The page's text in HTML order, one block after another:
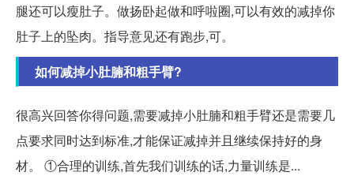
腿还可以瘦肚子。做扬卧起做和呼啦圈,可以有效的减掉你
肚子上的坠肉。指导意见还有跑步,可。
如何减掉小肚腩和粗手臂?
很高兴回答你得问题,需要减掉小肚腩和粗手臂还是需要几
点要求同时达到标准,才能保证减掉并且继续保持好的身
材。 ①合理的训练,首先我们训练的话,力量训练是...